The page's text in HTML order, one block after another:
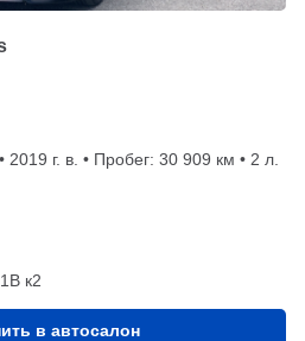
г. в. • Пробег: 30 909 км • 2 л.
к2
в автосалон